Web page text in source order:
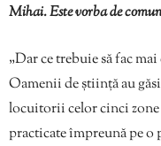
Mihai. Este vorba de
„Dar ce trebuie să fac
Oamenii de știință au
locuitorii celor cinci zone
practicate împreună pe o